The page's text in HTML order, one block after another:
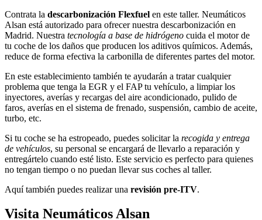
Contrata la descarbonización Flexfuel en este taller. Neumáticos
Alsan está autorizado para ofrecer nuestra descarbonización en
Madrid. Nuestra tecnología a base de hidrógeno cuida el motor de
tu coche de los daños que producen los aditivos químicos. Además,
reduce de forma efectiva la carbonilla de diferentes partes del motor.
En este establecimiento también te ayudarán a tratar cualquier
problema que tenga la EGR y el FAP tu vehículo, a limpiar los
inyectores, averías y recargas del aire acondicionado, pulido de
faros, averías en el sistema de frenado, suspensión, cambio de aceite,
turbo, etc.
Si tu coche se ha estropeado, puedes solicitar la recogida y entrega
de vehículos, su personal se encargará de llevarlo a reparación y
entregártelo cuando esté listo. Este servicio es perfecto para quienes
no tengan tiempo o no puedan llevar sus coches al taller.
Aquí también puedes realizar una revisión pre-ITV.
Visita Neumáticos Alsan